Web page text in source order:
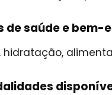
de saúde e bem-
hidratação,